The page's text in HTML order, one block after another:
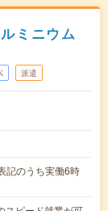
ミニウム
派遣
記のうち実働6時